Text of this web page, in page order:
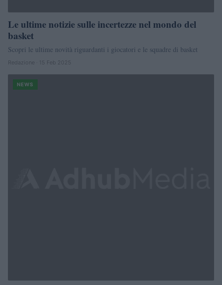
Le ultime notizie sulle incertezze nel mondo del
basket
Scopri le ultime novità riguardanti i giocatori e le squadre di basket
Redazione · 15 Feb 2025
NEWS